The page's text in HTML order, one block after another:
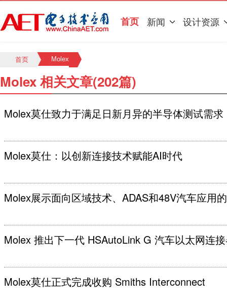
首页 新闻 设计资源
首页 Molex
Molex 相关文章(202篇)
Molex莫仕致力于满足日新月异的半导体测试需求
Molex莫仕：以创新连接技术赋能AI时代
Molex展示面向区域技术、ADAS和48V汽车应用
Molex 推出下一代 HSAutoLink G 汽车以太网连
Molex莫仕正式完成收购 Smiths Interconnect